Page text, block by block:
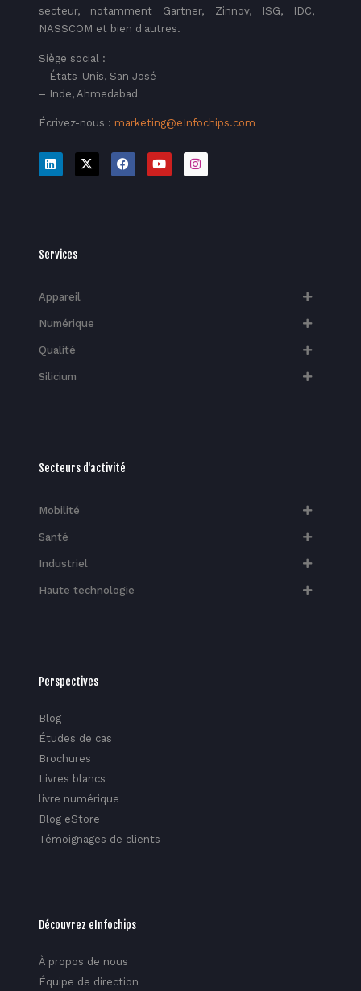
secteur, notamment Gartner, Zinnov, ISG, IDC,
NASSCOM et bien d'autres.
Siège social :
– États-Unis, San José
– Inde, Ahmedabad
Écrivez-nous : marketing@eInfochips.com
Services
Appareil
Numérique
Qualité
Silicium
Secteurs d'activité
Mobilité
Santé
Industriel
Haute technologie​
Perspectives
Blog
Études de cas
Brochures
Livres blancs
livre numérique
Blog eStore
Témoignages de clients
Découvrez eInfochips
À propos de nous
Équipe de direction